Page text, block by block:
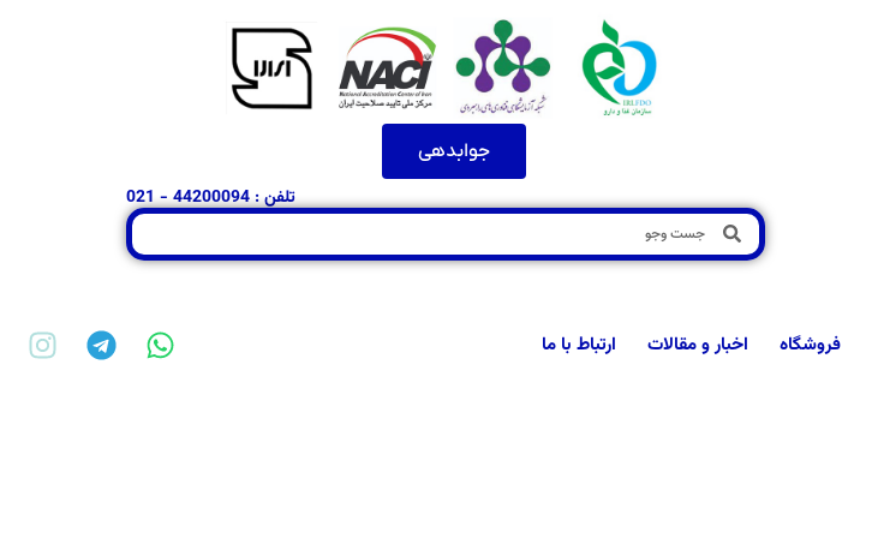
جوابدهی
تلفن : 44200094 - 021
فروشگاه اخبار و مقالات ارتباط با ما